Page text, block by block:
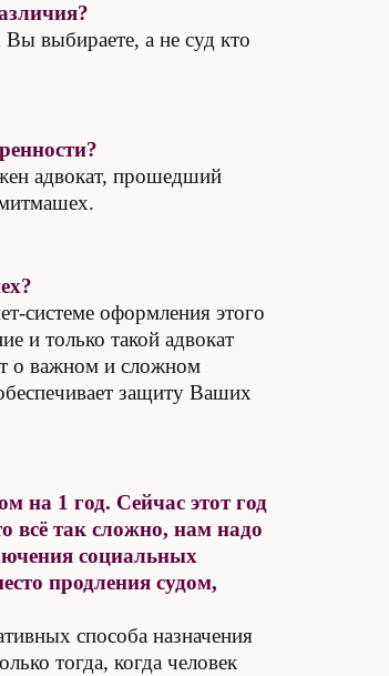
выбираете, а не суд кто
адвокат, прошедший
системе оформления этого
и только такой адвокат
о важном и сложном
защиту Ваших
на 1 год. Сейчас этот год
всё так сложно, нам надо
социальных
продления судом,
способа назначения
тогда, когда человек